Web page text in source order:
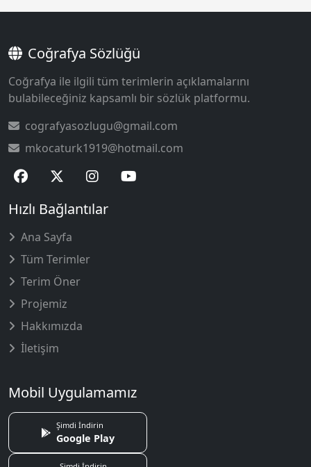
Coğrafya Sözlüğü
Coğrafya ile ilgili tüm terimlerin açıklamalarını
bulabileceğiniz kapsamlı bir sözlük platformu.
cografyasozlugu@gmail.com
mkocaturk1919@hotmail.com
Hızlı Bağlantılar
Ana Sayfa
Tüm Terimler
Terim Öner
Projemiz
Hakkımızda
İletişim
Mobil Uygulamamız
Şimdi İndirin
Google Play